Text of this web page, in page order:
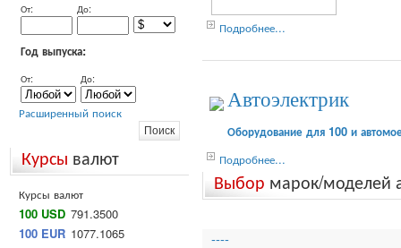
От: До:
Год выпуска:
От: До:
Расширенный поиск
Курсы валют
Курсы валют
100 USD 791.3500
100 EUR 1077.1065
Подробнее...
Автоэлектрик
Оборудование для 100 и
Подробнее...
Выбор марок/моделей
----